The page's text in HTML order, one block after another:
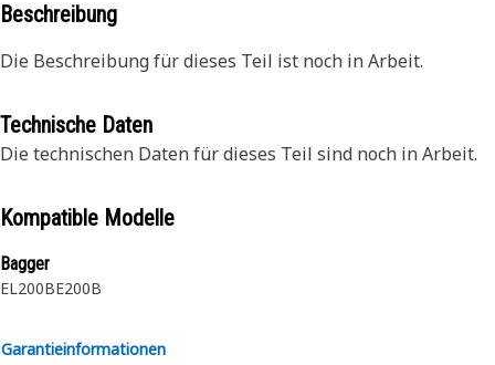
Beschreibung
Die Beschreibung für dieses Teil ist noch in Arbeit.
Technische Daten
Die technischen Daten für dieses Teil sind noch in Arbeit.
Kompatible Modelle
Bagger
EL200BE200B
Garantieinformationen